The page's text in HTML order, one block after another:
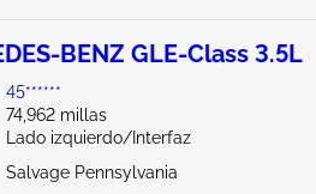
BENZ GLE-Class 3.5L
45******
74,962 millas
Lado izquierdo/Interfaz
Salvage Pennsylvania